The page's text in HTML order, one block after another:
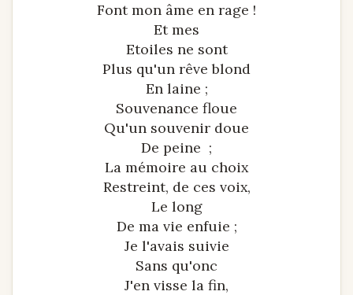
Font mon âme en rage !
Et mes
Etoiles ne sont
Plus qu'un rêve blond
En laine ;
Souvenance floue
Qu'un souvenir doue
De peine ;
La mémoire au choix
Restreint, de ces voix,
Le long
De ma vie enfuie ;
Je l'avais suivie
Sans qu'onc
J'en visse la fin,